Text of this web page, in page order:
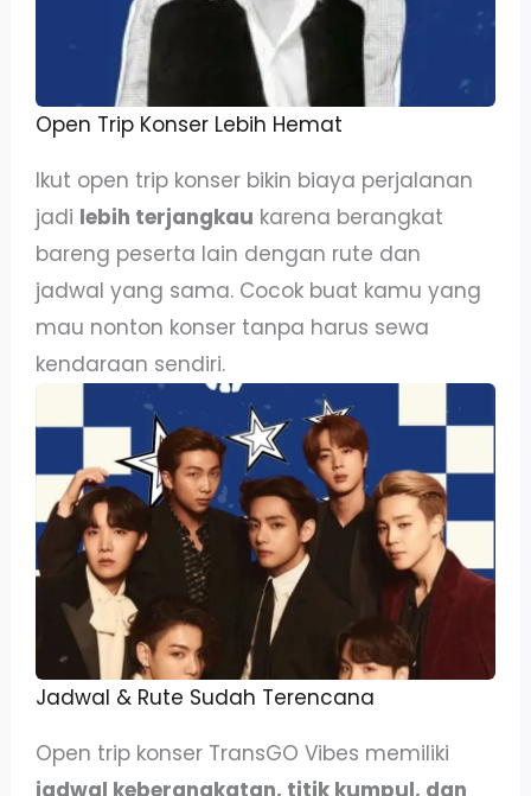
Open Trip Konser Lebih Hemat
Ikut open trip konser bikin biaya perjalanan
jadi lebih terjangkau karena berangkat
bareng peserta lain dengan rute dan
jadwal yang sama. Cocok buat kamu yang
mau nonton konser tanpa harus sewa
kendaraan sendiri.
Jadwal & Rute Sudah Terencana
Open trip konser TransGO Vibes memiliki
jadwal keberangkatan, titik kumpul, dan